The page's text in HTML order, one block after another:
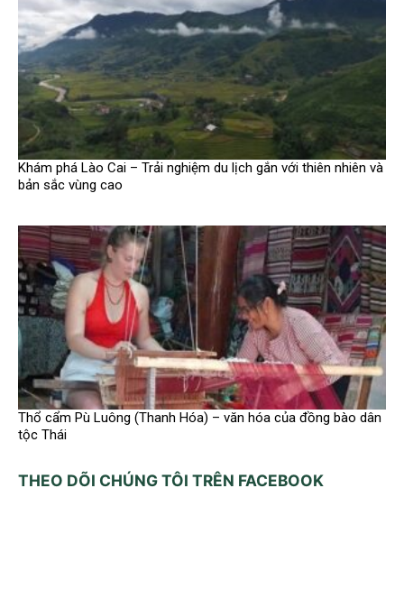
Khám phá Lào Cai – Trải nghiệm du lịch gắn với thiên nhiên và
bản sắc vùng cao
Thổ cẩm Pù Luông (Thanh Hóa) – văn hóa của đồng bào dân
tộc Thái
THEO DÕI CHÚNG TÔI TRÊN FACEBOOK